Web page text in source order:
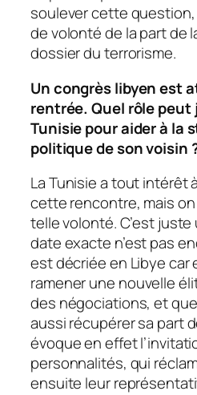
soulever cette question,
de volonté de la part de
dossier du terrorisme.
Un congrès libyen est
rentrée. Quel rôle peut
Tunisie pour aider à la
politique de son voisin
La Tunisie a tout intérêt
cette rencontre, mais
telle volonté. C’est
date exacte n’est pas
est décriée en Libye car
ramener une nouvelle
des négociations, et
aussi récupérer sa part
évoque en effet
personnalités, qui
ensuite leur